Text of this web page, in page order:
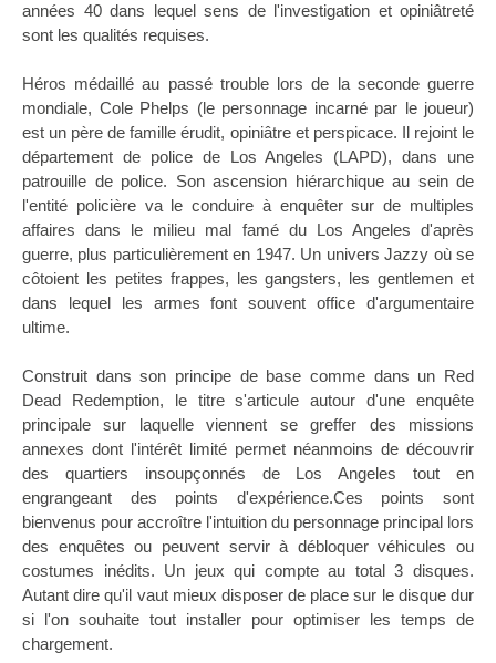
années 40 dans lequel sens de l'investigation et opiniâtreté
sont les qualités requises.
Héros médaillé au passé trouble lors de la seconde guerre
mondiale, Cole Phelps (le personnage incarné par le joueur)
est un père de famille érudit, opiniâtre et perspicace. Il rejoint le
département de police de Los Angeles (LAPD), dans une
patrouille de police. Son ascension hiérarchique au sein de
l'entité policière va le conduire à enquêter sur de multiples
affaires dans le milieu mal famé du Los Angeles d'après
guerre, plus particulièrement en 1947. Un univers Jazzy où se
côtoient les petites frappes, les gangsters, les gentlemen et
dans lequel les armes font souvent office d'argumentaire
ultime.
Construit dans son principe de base comme dans un Red
Dead Redemption, le titre s'articule autour d'une enquête
principale sur laquelle viennent se greffer des missions
annexes dont l'intérêt limité permet néanmoins de découvrir
des quartiers insoupçonnés de Los Angeles tout en
engrangeant des points d'expérience.Ces points sont
bienvenus pour accroître l'intuition du personnage principal lors
des enquêtes ou peuvent servir à débloquer véhicules ou
costumes inédits. Un jeux qui compte au total 3 disques.
Autant dire qu'il vaut mieux disposer de place sur le disque dur
si l'on souhaite tout installer pour optimiser les temps de
chargement.